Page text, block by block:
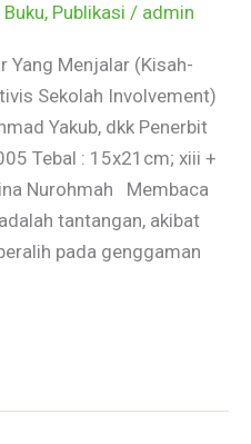
Buku, Publikasi / admin
Yang Menjalar (Kisah-
Sekolah Involvement)
Yakub, dkk Penerbit
Tebal : 15x21cm; xiii +
Nurohmah Membaca
tantangan, akibat
pada genggaman